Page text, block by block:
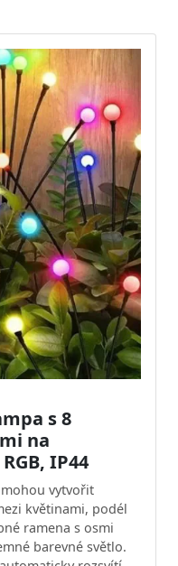
s 8
na
IP44
vytvořit
květinami, podél
ramena s osmi
barevné světlo.